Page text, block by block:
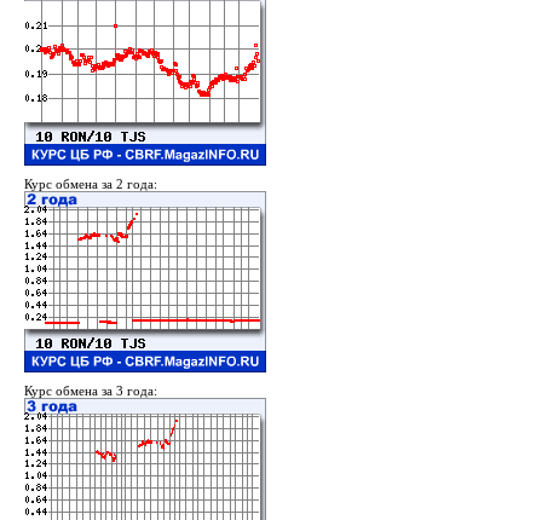
Курс обмена за 2 года:
Курс обмена за 3 года: